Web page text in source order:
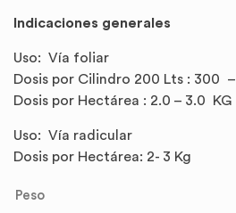
Indicaciones generales
Uso: Vía foliar
Dosis por Cilindro 200 Lts : 300 –
Dosis por Hectárea : 2.0 – 3.0 KG
Uso: Vía radicular
Dosis por Hectárea: 2- 3 Kg
Peso